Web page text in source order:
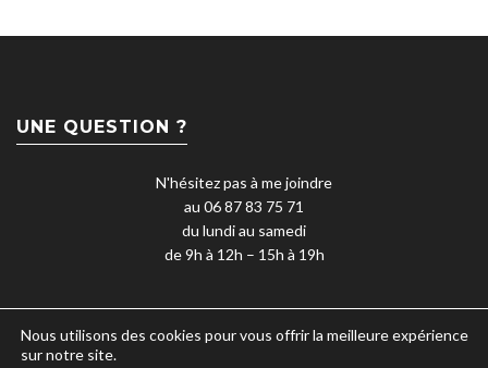
UNE QUESTION ?
N'hésitez pas à me joindre
au 06 87 83 75 71
du lundi au samedi
de 9h à 12h – 15h à 19h
Nous utilisons des cookies pour vous offrir la meilleure expérience
sur notre site.